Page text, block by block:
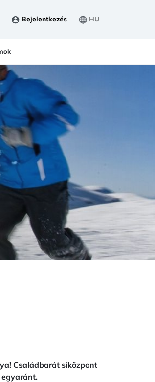
Bejelentkezés HU
Családbarát síközpont